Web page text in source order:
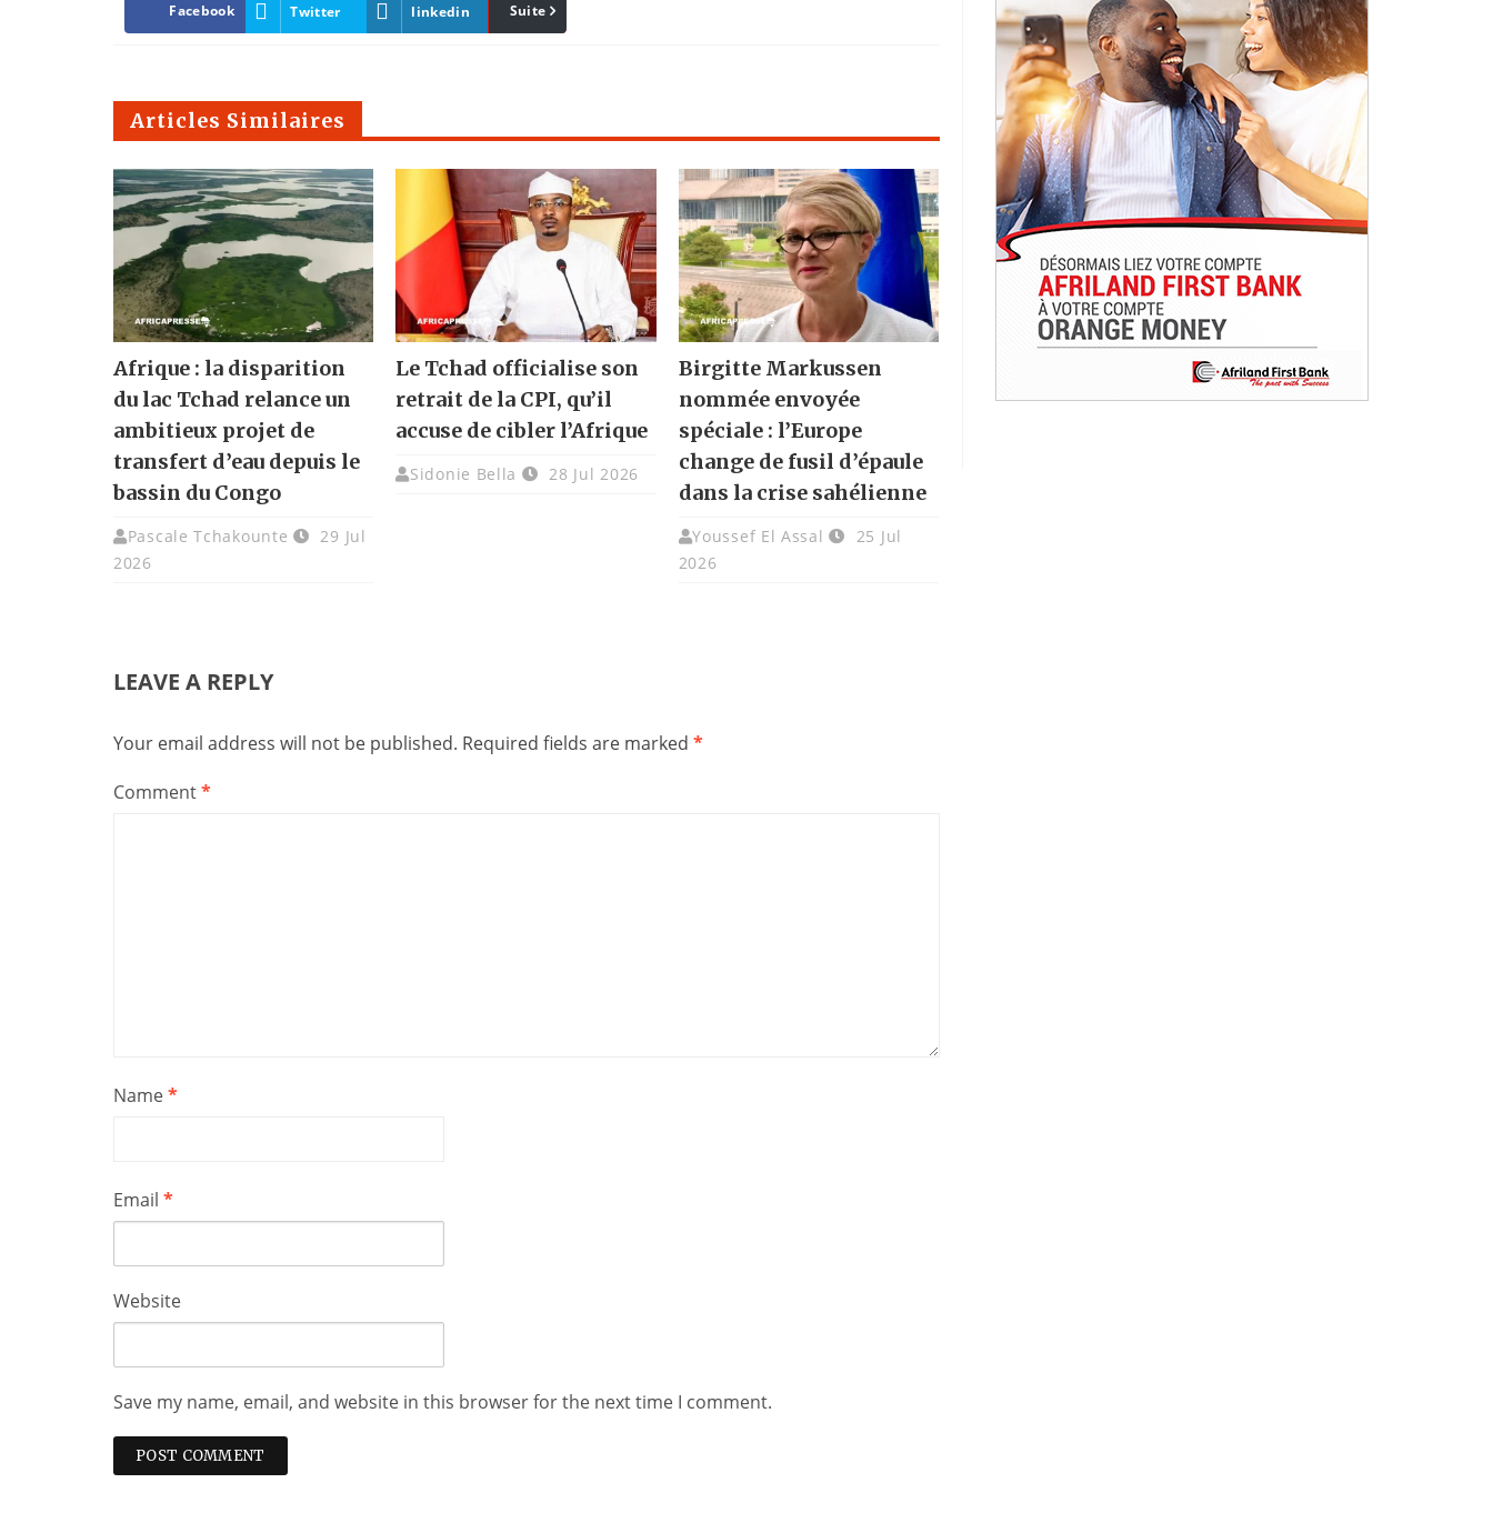
Facebook Twitter linkedin Pinterest
Suite
Articles Similaires
Afrique : la disparition
du lac Tchad relance un
ambitieux projet de
transfert d’eau depuis le
bassin du Congo
Pascale Tchakounte
29 Jul
2026
Le Tchad officialise son
retrait de la CPI, qu’il
accuse de cibler l’Afrique
Sidonie Bella 28 Jul 2026
Birgitte Markussen
nommée envoyée
spéciale : l’Europe
change de fusil d’épaule
dans la crise sahélienne
Youssef El Assal
25 Jul
2026
LEAVE A REPLY
Your email address will not be published. Required fields are marked *
Comment*
Name*
Email *
Website
Save my name, email, and website in this browser for the next time I comment.